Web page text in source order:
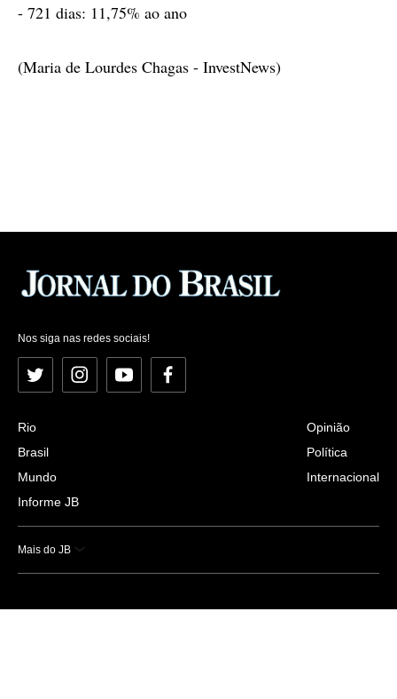
- 721 dias: 11,75% ao ano
(Maria de Lourdes Chagas - InvestNews)
Nos siga nas redes sociais!
Twitter InstagramYouTubeFacebook
Rio
Brasil
Mundo
Informe JB
Opinião
Política
Internacional
Mais do JB
Esportes